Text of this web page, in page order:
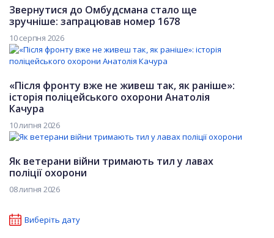
Звернутися до Омбудсмана стало ще
зручніше: запрацював номер 1678
10 серпня 2026
«Після фронту вже не живеш так, як раніше»:
історія поліцейського охорони Анатолія
Качура
10 липня 2026
Як ветерани війни тримають тил у лавах
поліції охорони
08 липня 2026
Виберіть дату